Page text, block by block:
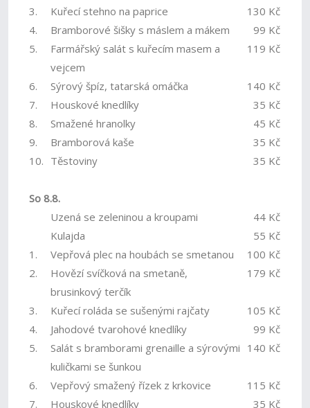
3. Kuřecí stehno na paprice
130 Kč
4.
Bramborové šišky s máslem a mákem
99 Kč
5.
Farmářský salát s kuřecím masem a
vejcem
119 Kč
6. Sýrový špíz, tatarská omáčka
140 Kč
7.
Houskové knedlíky
35 Kč
8.
Smažené hranolky
45 Kč
9.
Bramborová kaše
35 Kč
10. Těstoviny 35 Kč
So 8.8.
Uzená se zeleninou a kroupami
44 Kč
Kulajda
55 Kč
1.
Vepřová plec na houbách se smetanou
100 Kč
2.
Hovězí svíčková na smetaně,
brusinkový terčík
179 Kč
3. Kuřecí roláda se sušenými rajčaty
105 Kč
4.
Jahodové tvarohové knedlíky
99 Kč
5.
Salát s bramborami grenaille a sýrovými
kuličkami se šunkou
140 Kč
6. Vepřový smažený řízek z krkovice
115 Kč
7.
Houskové knedlíky
35 Kč